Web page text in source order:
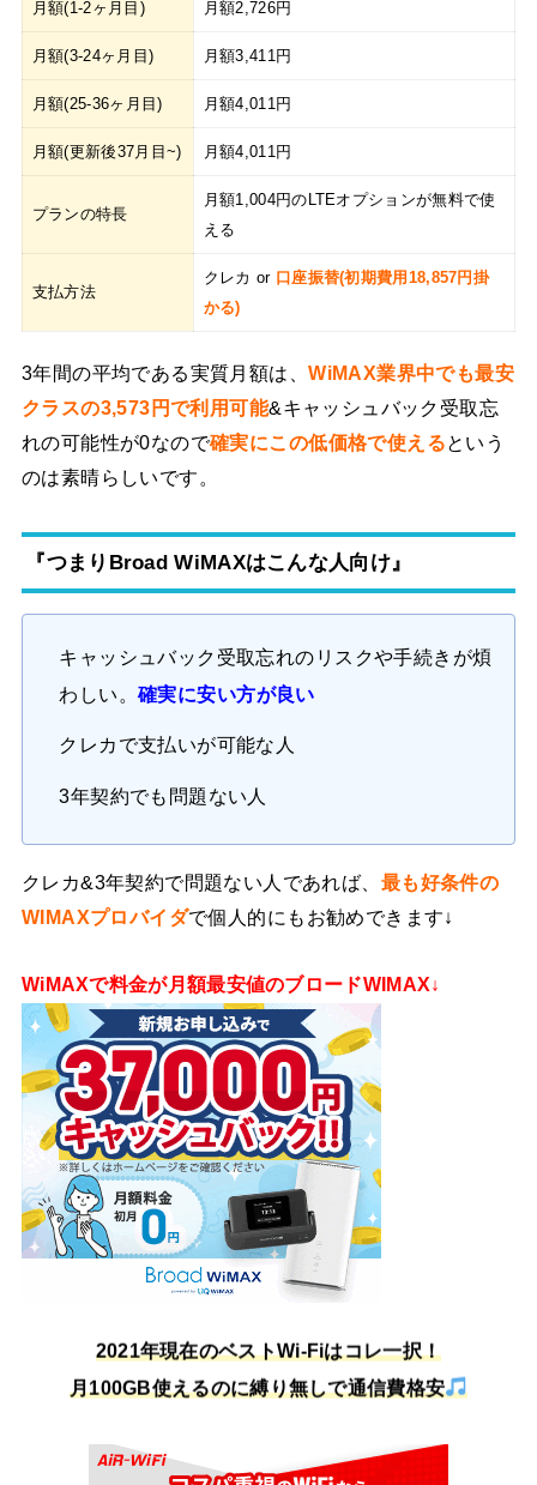
月額(1-2ヶ月目) 月額2,726円
月額(3-24ヶ月目) 月額3,411円
月額(25-36ヶ月目) 月額4,011円
月額(更新後37月目~) 月額4,011円
プランの特長
月額1,004円のLTEオプションが無料で使
える
支払方法
クレカ or 口座振替(初期費用18,857円掛
かる)
3年間の平均である実質月額は、WiMAX業界中でも最安
クラスの3,573円で利用可能&キャッシュバック受取忘
れの可能性が0なので確実にこの低価格で使えるという
のは素晴らしいです。
『つまりBroad WiMAXはこんな人向け』
キャッシュバック受取忘れのリスクや手続きが煩
わしい。確実に安い方が良い
クレカで支払いが可能な人
3年契約でも問題ない人
クレカ&3年契約で問題ない人であれば、 最も好条件の
WIMAXプロバイダで個人的にもお勧めできます↓
WiMAXで料金が月額最安値のブロードWIMAX↓
2021年現在のベストWi-Fiはコレ一択！
月100GB使えるのに縛り無しで通信費格安